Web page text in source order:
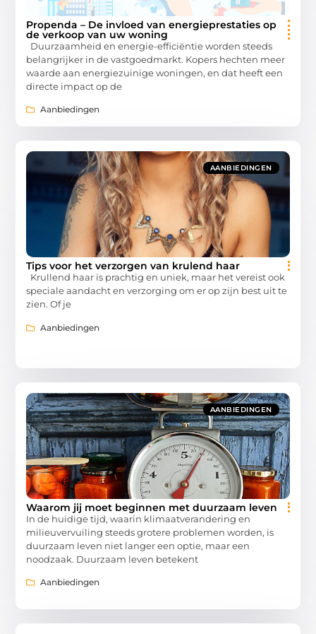
Propenda – De invloed van energieprestaties op
de verkoop van uw woning
Duurzaamheid en energie-efficiëntie worden steeds
belangrijker in de vastgoedmarkt. Kopers hechten meer
waarde aan energiezuinige woningen, en dat heeft een
directe impact op de
Aanbiedingen
AANBIEDINGEN
Tips voor het verzorgen van krulend haar
Krullend haar is prachtig en uniek, maar het vereist ook
speciale aandacht en verzorging om er op zijn best uit te
zien. Of je
Aanbiedingen
AANBIEDINGEN
Waarom jij moet beginnen met duurzaam leven
In de huidige tijd, waarin klimaatverandering en
milieuvervuiling steeds grotere problemen worden, is
duurzaam leven niet langer een optie, maar een
noodzaak. Duurzaam leven betekent
Aanbiedingen